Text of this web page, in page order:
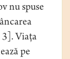
nu spuse
3]. Viața
pe